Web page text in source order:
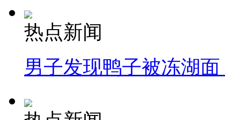
热点新闻
男子发现鸭子被冻湖